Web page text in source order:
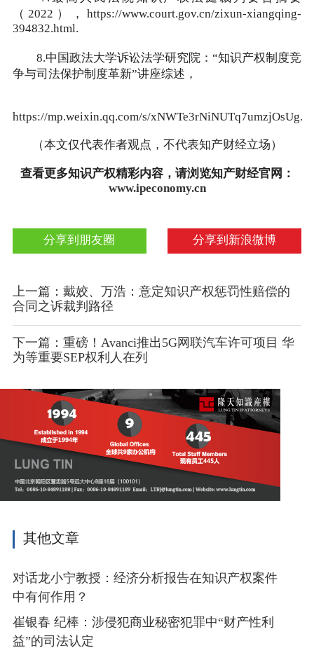
（2022），https://www.court.gov.cn/zixun-xiangqing-
394832.html.
8.中国政法大学诉讼法学研究院：“知识产权制度竞
争与司法保护制度革新”讲座综述，
https://mp.weixin.qq.com/s/xNWTe3rNiNUTq7umzjOsUg.
（本文仅代表作者观点，不代表知产财经立场）
查看更多知识产权精彩内容，请浏览知产财经官网：
www.ipeconomy.cn
分享到新浪微博
分享到朋友圈
上一篇：戴姣、万浩：意定知识产权惩罚性赔偿的
合同之诉裁判路径
下一篇：重磅！Avanci推出5G网联汽车许可项目 华
为等重要SEP权利人在列
其他文章
对话龙小宁教授：经济分析报告在知识产权案件
中有何作用？
崔银春 纪棒：涉侵犯商业秘密犯罪中“财产性利
益”的司法认定